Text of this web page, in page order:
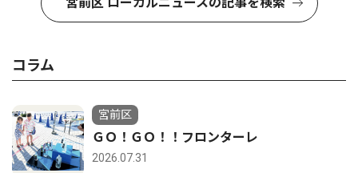
コラム
宮前区
ＧＯ！ＧＯ！！フロンターレ
2026.07.31